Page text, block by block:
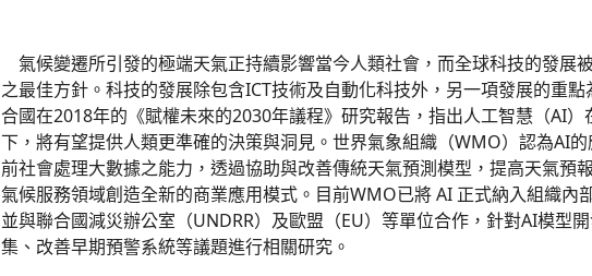
氣候變遷所引發的極端天氣正持續影響當今人類社會，而全球科技的發展
之最佳方針。科技的發展除包含ICT技術及自動化科技外，另一項發展的重
合國在2018年的《賦權未來的2030年議程》研究報告，指出人工智慧（AI）
下，將有望提供人類更準確的決策與洞見。世界氣象組織（WMO）認為AI
前社會處理大數據之能力，透過協助與改善傳統天氣預測模型，提高天氣預
氣候服務領域創造全新的商業應用模式。目前WMO已將 AI 正式納入組織內
並與聯合國減災辦公室（UNDRR）及歐盟（EU）等單位合作，針對AI模型
集、改善早期預警系統等議題進行相關研究。